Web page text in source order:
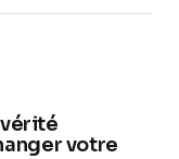
votre